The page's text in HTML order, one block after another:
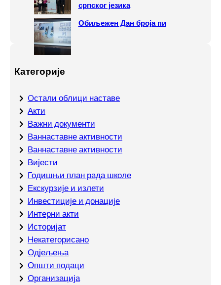
српског језика
Обиљежен Дан броја пи
Категорије
Oстали облици наставе
Акти
Важни документи
Ваннаставне активности
Ваннаставне активности
Вијести
Годишњи план рада школе
Екскурзије и излети
Инвестиције и донације
Интерни акти
Историјат
Некатегорисано
Одјељења
Општи подаци
Организација